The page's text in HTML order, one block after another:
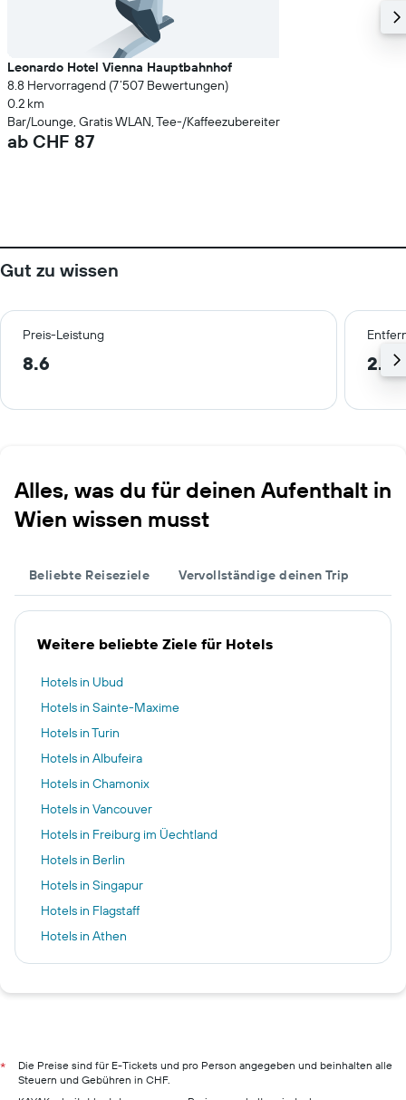
Leonardo Hotel Vienna Hauptbahnhof
8.8 Hervorragend (7’507 Bewertungen)
0.2 km
Bar/Lounge, Gratis WLAN, Tee-/Kaffeezubereiter
ab CHF 87
Gut zu wissen
Preis-Leistung
8.6 2.9
Alles, was du für deinen Aufenthalt in
Wien wissen musst
Beliebte Reiseziele Vervollständige deinen Trip
Weitere beliebte Ziele für Hotels
Hotels in Ubud
Hotels in Sainte-Maxime
Hotels in Turin
Hotels in Albufeira
Hotels in Chamonix
Hotels in Vancouver
Hotels in Freiburg im Üechtland
Hotels in Berlin
Hotels in Singapur
Hotels in Flagstaff
Hotels in Athen
Hotels in Dublin
Hotels in Monthey
Hotels in Luzern
*
Die Preise sind für E-Tickets und pro Person angegeben und beinhalten alle
Steuern und Gebühren in CHF.